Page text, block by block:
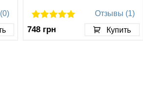
Отзывы (1)
748 грн Купить